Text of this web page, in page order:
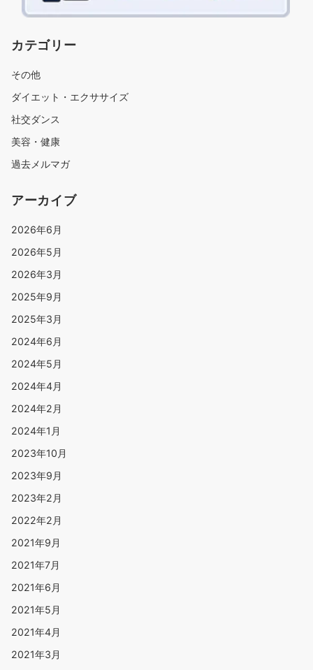
カテゴリー
その他
ダイエット・エクササイズ
社交ダンス
美容・健康
過去メルマガ
アーカイブ
2026年6月
2026年5月
2026年3月
2025年9月
2025年3月
2024年6月
2024年5月
2024年4月
2024年2月
2024年1月
2023年10月
2023年9月
2023年2月
2022年2月
2021年9月
2021年7月
2021年6月
2021年5月
2021年4月
2021年3月